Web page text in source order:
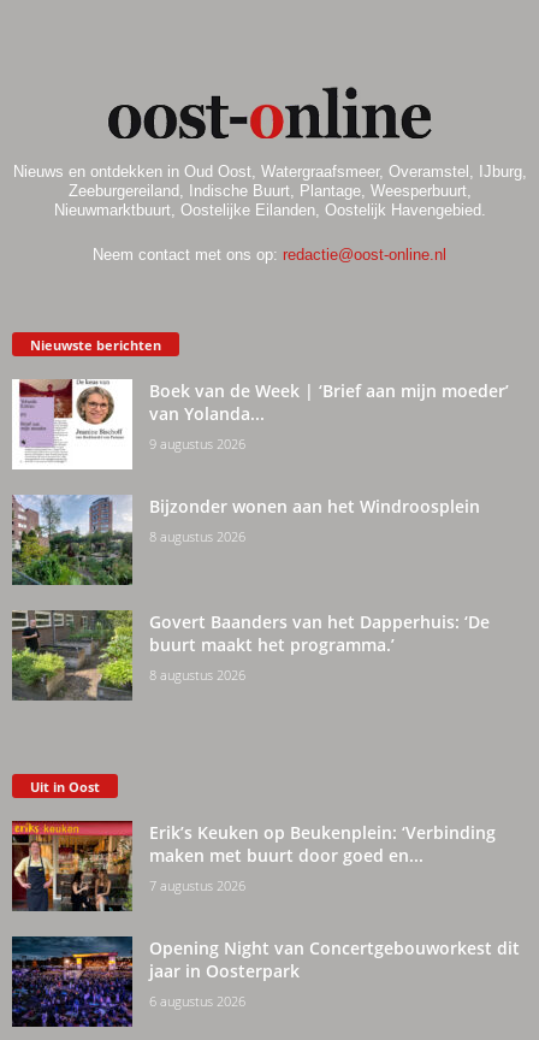
Nieuws en ontdekken in Oud Oost, Watergraafsmeer, Overamstel, IJburg,
Zeeburgereiland, Indische Buurt, Plantage, Weesperbuurt,
Nieuwmarktbuurt, Oostelijke Eilanden, Oostelijk Havengebied.
Neem contact met ons op: redactie@oost-online.nl
Nieuwste berichten
Boek van de Week | ‘Brief aan mijn moeder’
van Yolanda...
9 augustus 2026
Bijzonder wonen aan het Windroosplein
8 augustus 2026
Govert Baanders van het Dapperhuis: ‘De
buurt maakt het programma.’
8 augustus 2026
Uit in Oost
Erik’s Keuken op Beukenplein: ‘Verbinding
maken met buurt door goed en...
7 augustus 2026
Opening Night van Concertgebouworkest dit
jaar in Oosterpark
6 augustus 2026